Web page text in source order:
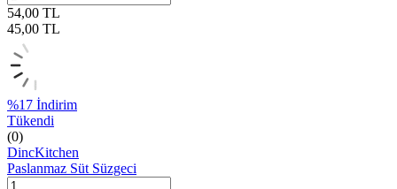
54,00 TL
45,00 TL
%17 İndirim
Tükendi
(0)
DincKitchen
Paslanmaz Süt Süzgeci